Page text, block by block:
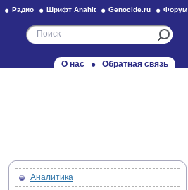
Радио Шрифт Anahit Genocide.ru Форум
О нас Обратная связь
Аналитика